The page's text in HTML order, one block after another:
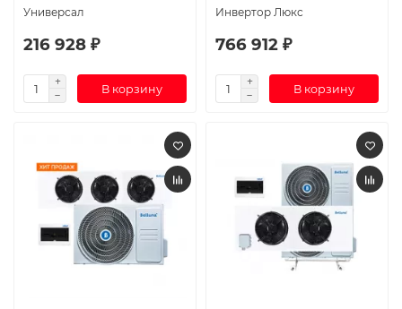
Универсал
216 928 ₽
В корзину
Инвертор Люкс
766 912 ₽
В корзину